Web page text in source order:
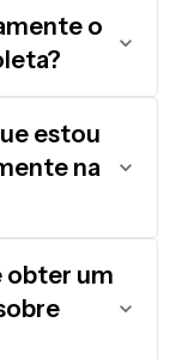
o
estou
na
obter um